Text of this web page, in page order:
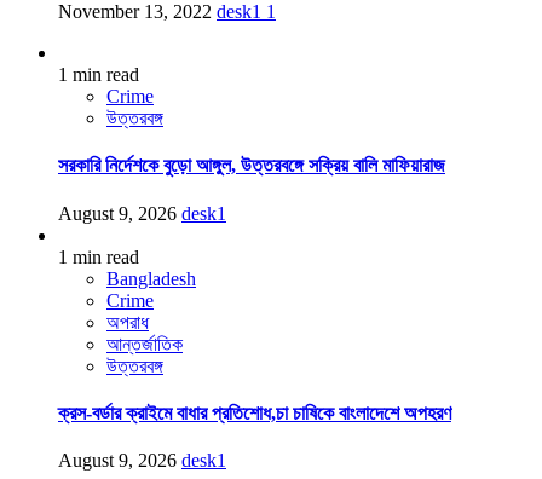
November 13, 2022 desk1 1
1 min read
Crime
উত্তরবঙ্গ
সরকারি নির্দেশকে বুড়ো আঙ্গুল, উত্তরবঙ্গে সক্রিয় বালি মাফিয়ারাজ
August 9, 2026 desk1
1 min read
Bangladesh
Crime
অপরাধ
আন্তর্জাতিক
উত্তরবঙ্গ
ক্রস-বর্ডার ক্রাইমে বাধার প্রতিশোধ,চা চাষিকে বাংলাদেশে অপহরণ
August 9, 2026 desk1